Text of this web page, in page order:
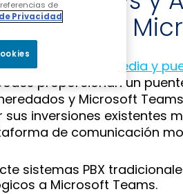
para
de enlace multimedia y
proporcionan un
y Microsoft
sus inversiones existentes
de comunicación
sistemas PBX
a Microsoft Teams.
de
Privacidad